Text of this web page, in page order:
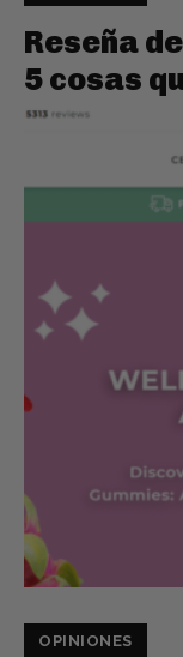
Reseña
5 cosas
OPINIONES